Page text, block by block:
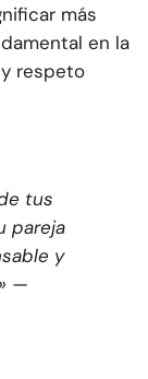
más
en la
y respeto
tus
pareja
y
—